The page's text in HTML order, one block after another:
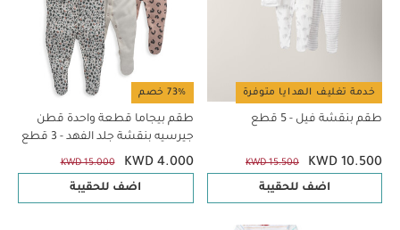
خدمة تغليف الهدايا متوفرة
طقم بنقشة فيل - 5 قطع
KWD 10.500
KWD 15.500
اضف للحقيبة
73% خصم
طقم بيجاما قطعة واحدة قطن
جيرسيه بنقشة جلد الفهد - 3 قطع
KWD 4.000
KWD 15.000
اضف للحقيبة